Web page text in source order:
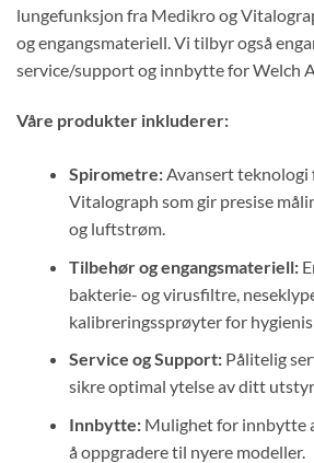
lungefunksjon fra Medikro og
og engangsmateriell. Vi tilbyr også
service/support og innbytte for Welch
Våre produkter inkluderer:
Spirometre:Avansert teknologi
Vitalograph som gir presise
og luftstrøm.
Tilbehør og engangsmateriell:
bakterie- og virusfiltre,
kalibreringssprøyter for
Service og Support: Pålitelig
sikre optimal ytelse av ditt
Innbytte: Mulighet for innbytte
å oppgradere til nyere modeller.